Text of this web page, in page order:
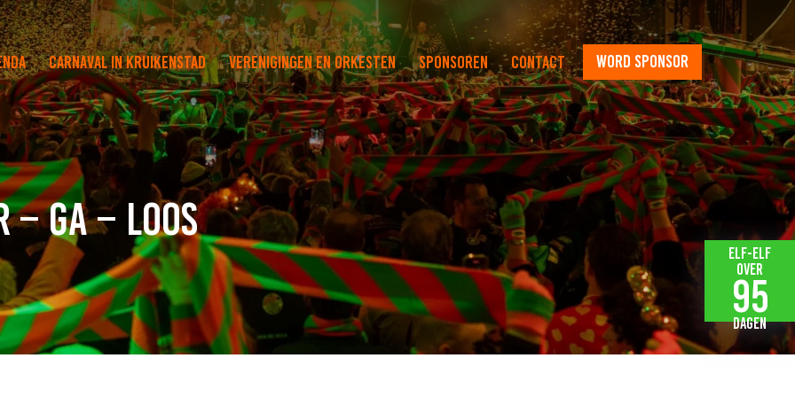
Carnaval in Kruikenstad Verenigingen en orkesten Sponsoren Contact word sponsor
– Ga – Loos
Elf-elf
over
95
dagen